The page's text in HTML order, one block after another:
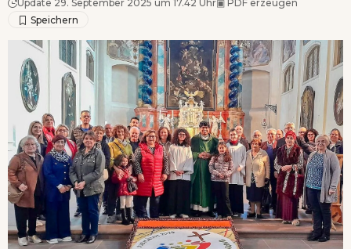
Update 29. September 2025 um 17.42 Uhr▣ PDF erzeugen